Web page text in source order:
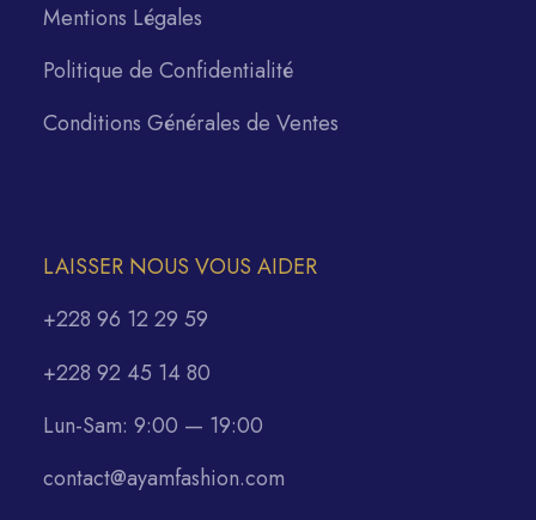
Mentions Légales
Politique de Confidentialité
Conditions Générales de Ventes
LAISSER NOUS VOUS AIDER
+228 96 12 29 59
+228 92 45 14 80
Lun-Sam: 9:00 — 19:00
contact@ayamfashion.com